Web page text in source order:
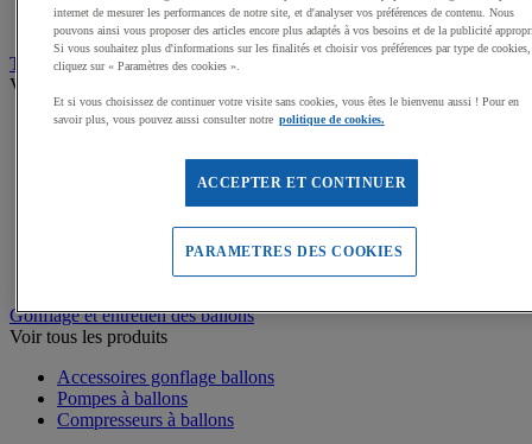
Podiums de sport
Transport et Rangement
Voir tous les produits
Sacs et Filets à ballons
Bacs de rangement
Roll-conteneurs
Armoires de rangement
Rangement Sportif
Gonflage et entretien des ballons
Voir tous les produits
Accessoires gonflage ballons
Pompes à ballons
Compresseurs à ballons
internet de mesurer les performances de notre site, et d'analyser vos préférences de contenu. Nous
pouvons ainsi vous proposer des articles encore plus adaptés à vos besoins et de la publicité
Si vous souhaitez plus d'informations sur les finalités et choisir vos préférences par type de cookies,
cliquez sur « Paramètres des cookies ».
Et si vous choisissez de continuer votre visite sans cookies, vous êtes le bienvenu aussi ! Pour en
savoir plus, vous pouvez aussi consulter notre politique de cookies.
ACCEPTER ET CONTINUER
PARAMETRES DES COOKIES